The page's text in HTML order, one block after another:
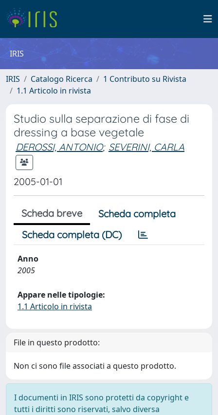
IRIS
IRIS Catalogo Ricerca
1 Contributo su Rivista
1.1 Articolo in rivista
Studio sulla separazione di fase di
dressing a base vegetale
DEROSSI, ANTONIO; SEVERINI, CARLA
2005-01-01
Scheda breve
Scheda completa
Scheda completa (DC)
Anno
2005
Appare nelle tipologie:
1.1 Articolo in rivista
File in questo prodotto:
Non ci sono file associati a questo prodotto.
I documenti in IRIS sono protetti da copyright e
tutti i diritti sono riservati, salvo diversa